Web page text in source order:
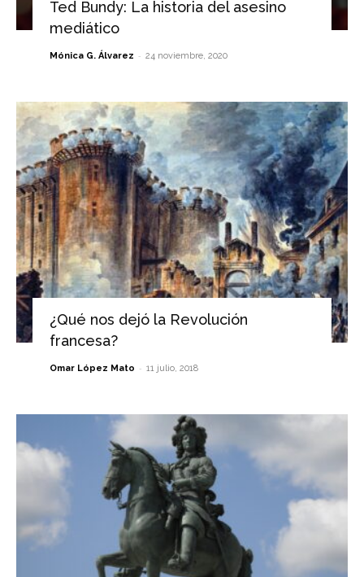
Ted Bundy: La historia del asesino
mediático
Mónica G. Álvarez - 24 noviembre, 2020
¿Qué nos dejó la Revolución
francesa?
Omar López Mato - 11 julio, 2018